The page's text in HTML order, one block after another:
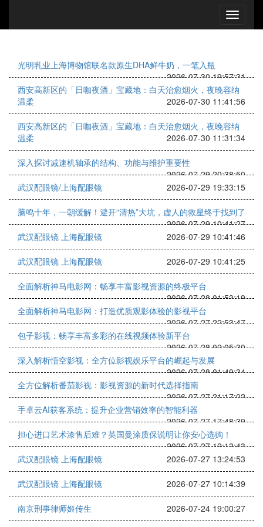
光明乳业上海博物馆联名款原生DHA鲜牛奶，一笔入瓶
2026-07-30 19:57:31
西安高新区的「日咖夜酒」宝藏地：白天治愈烟火，夜晚容纳
温柔
2026-07-30 11:41:56
西安高新区的「日咖夜酒」宝藏地：白天治愈烟火，夜晚容纳
温柔
2026-07-30 11:31:34
深入探讨减速机轴承的结构、功能与维护重要性
2026-07-29 20:38:50
武汉配眼镜/上海配眼镜
2026-07-29 19:33:15
脑鸣十年，一朝缓解！避开“清热”大坑，虚人的救星终于找到了
2026-07-29 10:41:27
武汉配眼镜 上海配眼镜
2026-07-29 10:41:46
武汉配眼镜 上海配眼镜 2026-07-29 10:41:25
全面解析神马电影网：畅享丰富影视资源的终极平台
2026-07-28 01:53:19
全面解析神马电影网：打造优质观影体验的影视平台
2026-07-27 22:53:47
包子影视：畅享丰富多彩的在线视频体验新平台
2026-07-28 02:05:30
深入解析悟空影视：全方位影视娱乐平台的崛起与发展
2026-07-28 01:49:34
全方位解析番茄影视：影视资源的新时代选择指南
2026-07-27 21:17:02
手卓云AI获客系统：提升企业营销效率的智能利器
2026-07-27 17:48:39
担心进口艺术漆售后难？英国曼涂质保说明让你安心选购！
2026-07-27 12:13:43
武汉配眼镜 上海配眼镜
2026-07-27 13:24:53
武汉配眼镜 上海配眼镜 2026-07-27 10:14:39
南京刑事律师姬传生 2026-07-24 19:00:27